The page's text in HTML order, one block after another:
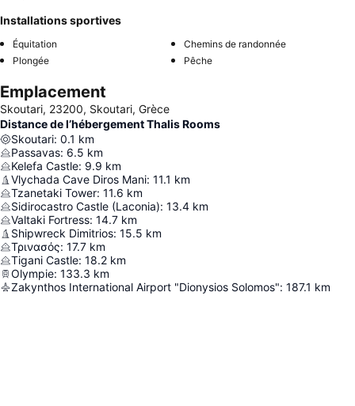
Installations sportives
Équitation
Chemins de randonnée
Plongée
Pêche
Emplacement
Skoutari, 23200, Skoutari, Grèce
Distance de l’hébergement Thalis Rooms
Skoutari: 0.1 km
Passavas: 6.5 km
Kelefa Castle: 9.9 km
Vlychada Cave Diros Mani: 11.1 km
Tzanetaki Tower: 11.6 km
Sidirocastro Castle (Laconia): 13.4 km
Valtaki Fortress: 14.7 km
Shipwreck Dimitrios: 15.5 km
Τρινασός: 17.7 km
Tigani Castle: 18.2 km
Olympie: 133.3 km
Zakynthos International Airport "Dionysios Solomos": 187.1 km